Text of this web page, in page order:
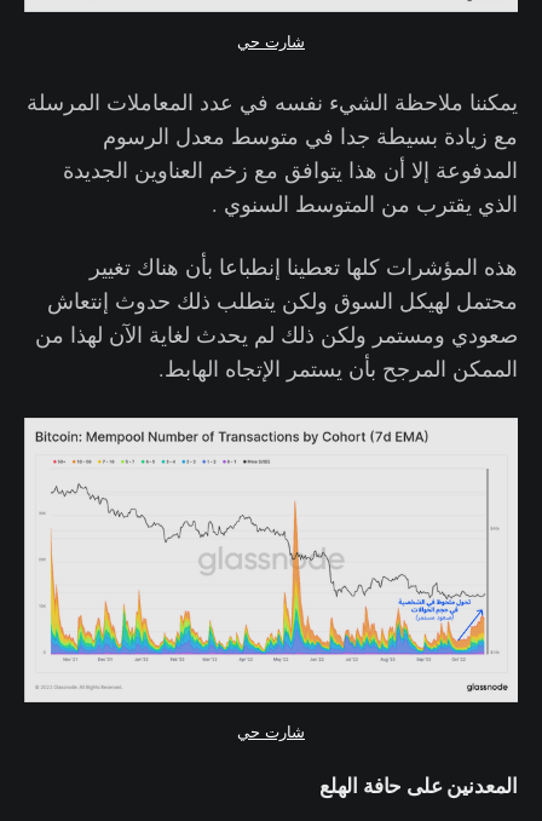
شارت حي
يمكننا ملاحظة الشيء نفسه في عدد المعاملات المرسلة
مع زيادة بسيطة جدا في متوسط معدل الرسوم
المدفوعة إلا أن هذا يتوافق مع زخم العناوين الجديدة
الذي يقترب من المتوسط السنوي .
هذه المؤشرات كلها تعطينا إنطباعا بأن هناك تغيير
محتمل لهيكل السوق ولكن يتطلب ذلك حدوث إنتعاش
صعودي ومستمر ولكن ذلك لم يحدث لغاية الآن لهذا من
الممكن المرجح بأن يستمر الإتجاه الهابط.
شارت حي
المعدنين على حافة الهلع